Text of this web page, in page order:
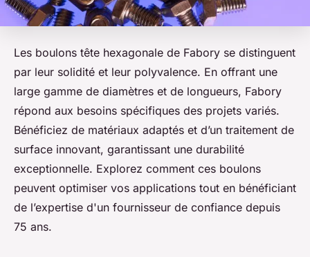
Les boulons tête hexagonale de Fabory se distinguent
par leur solidité et leur polyvalence. En offrant une
large gamme de diamètres et de longueurs, Fabory
répond aux besoins spécifiques des projets variés.
Bénéficiez de matériaux adaptés et d’un traitement de
surface innovant, garantissant une durabilité
exceptionnelle. Explorez comment ces boulons
peuvent optimiser vos applications tout en bénéficiant
de l’expertise d'un fournisseur de confiance depuis
75 ans.